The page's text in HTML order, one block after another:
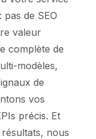
pas de SEO
valeur
complète de
modèles,
de
vos
précis. Et
nous